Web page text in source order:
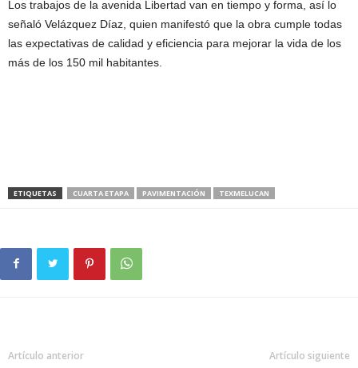
Los trabajos de la avenida Libertad van en tiempo y forma, así lo
señaló Velázquez Díaz, quien manifestó que la obra cumple todas
las expectativas de calidad y eficiencia para mejorar la vida de los
más de los 150 mil habitantes.
ETIQUETAS CUARTA ETAPA PAVIMENTACIÓN TEXMELUCAN
Artículo anterior Artículo siguiente